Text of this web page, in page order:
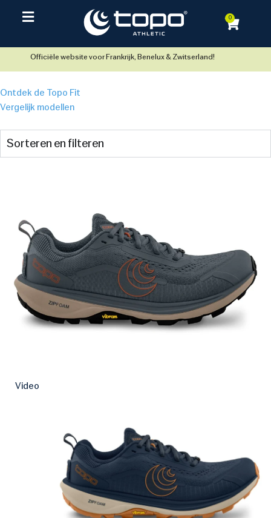
0
Officiële website voor Frankrijk, Benelux & Zwitserland!
Ontdek de Topo Fit
Vergelijk modellen
Sorteren en filteren
Video